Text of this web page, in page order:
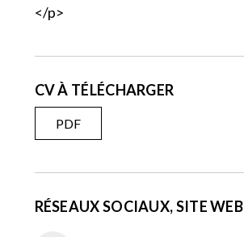
</p>
CV À TÉLÉCHARGER
PDF
RÉSEAUX SOCIAUX, SITE WEB